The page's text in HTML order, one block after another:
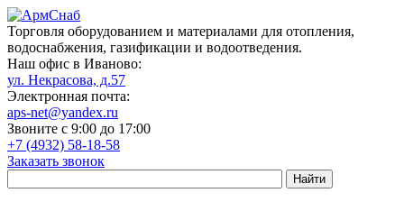
Торговля оборудованием и материалами для отопления,
водоснабжения, газификации и водоотведения.
Наш офис в Иваново:
ул. Некрасова, д.57
Электронная почта:
aps-net@yandex.ru
Звоните с 9:00 до 17:00
+7 (4932) 58-18-58
Заказать звонок